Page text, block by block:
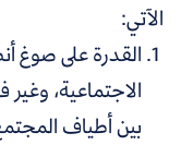
الآتي:
القدرة على صوغ
الاجتماعية،
بين أطياف